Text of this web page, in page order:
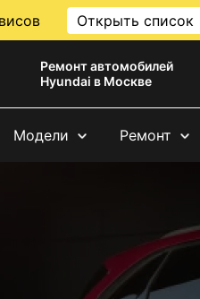
Открыть список
Ремонт автомобилей
Hyundai в Москве
Модели Ремонт